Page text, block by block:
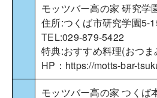
モッツバー高の家 研究学
住所:つくば市研究学園5-
TEL:029-879-5422
特典:おすすめ料理(おつ
HP： https://motts-bar-
モッツバー高の家 つくば